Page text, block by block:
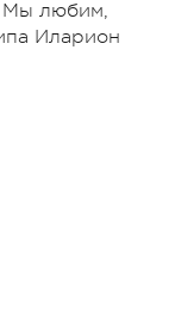
Мы любим,
Иларион